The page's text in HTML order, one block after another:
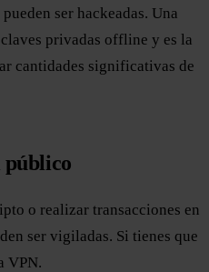
ser hackeadas. Una
privadas offline y es la
cantidades significativas de
público
o realizar transacciones en
ser vigiladas. Si tienes que
VPN.